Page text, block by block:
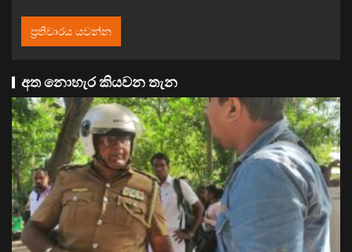
අත නොහැර කියවන තැන